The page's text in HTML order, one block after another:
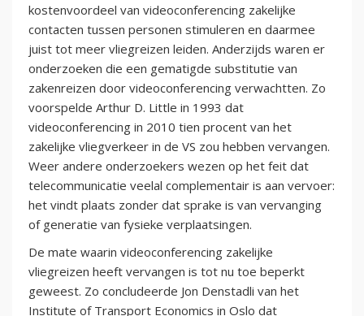
kostenvoordeel van videoconferencing zakelijke
contacten tussen personen stimuleren en daarmee
juist tot meer vliegreizen leiden. Anderzijds waren er
onderzoeken die een gematigde substitutie van
zakenreizen door videoconferencing verwachtten. Zo
voorspelde Arthur D. Little in 1993 dat
videoconferencing in 2010 tien procent van het
zakelijke vliegverkeer in de VS zou hebben vervangen.
Weer andere onderzoekers wezen op het feit dat
telecommunicatie veelal complementair is aan vervoer:
het vindt plaats zonder dat sprake is van vervanging
of generatie van fysieke verplaatsingen.
De mate waarin videoconferencing zakelijke
vliegreizen heeft vervangen is tot nu toe beperkt
geweest. Zo concludeerde Jon Denstadli van het
Institute of Transport Economics in Oslo dat